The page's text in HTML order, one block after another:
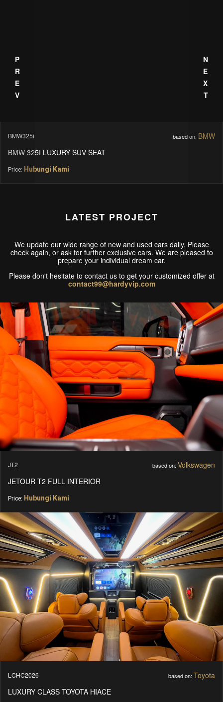
BMW325i based on: BMW
BMW 325I LUXURY SUV SEAT
Price: Hubungi Kami
PREV NEXT
LATEST PROJECT
We update our wide range of new and used cars daily. Please
check again, or ask for further exclusive cars. We are pleased to
prepare your individual dream car.
Please don't hesitate to contact us to get your customized offer at
contact99@hardyvip.com
JT2 based on: Volkswagen
JETOUR T2 FULL INTERIOR
Price: Hubungi Kami
LCHC2026 based on: Toyota
LUXURY CLASS TOYOTA HIACE